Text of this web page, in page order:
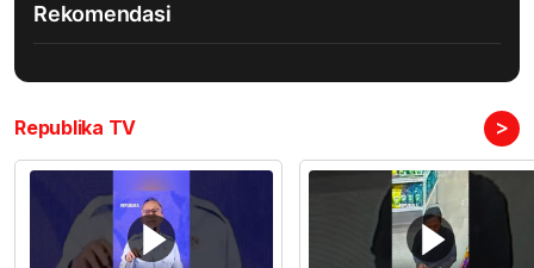
Rekomendasi
Republika TV >